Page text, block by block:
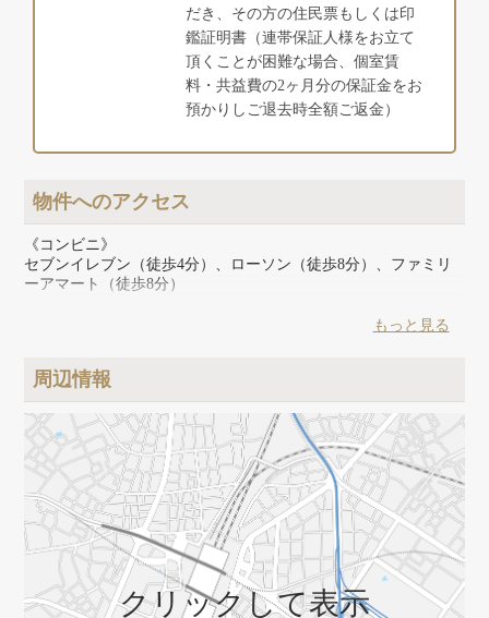
だき、その方の住民票もしくは印
鑑証明書（連帯保証人様をお立て
頂くことが困難な場合、個室賃
料・共益費の2ヶ月分の保証金をお
預かりしご退去時全額ご返金）
物件へのアクセス
《コンビニ》
セブンイレブン（徒歩4分）、ローソン（徒歩8分）、ファミリ
ーアマート（徒歩8分）
ウエルシア（徒歩18分）、マツモトキヨシ（徒歩19分）、トモ
ズ（徒歩19分）、セリア（徒歩18分）、ユニクロ（徒歩16
分）、ザバススポーツクラブ（徒歩16分）
もっと見る
周辺情報
クリックして表示